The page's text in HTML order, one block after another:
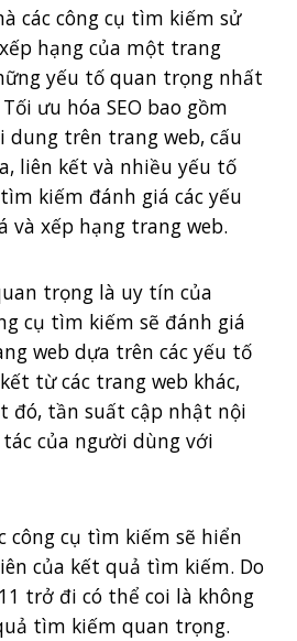
các công cụ tìm kiếm sử
hạng của một trang
yếu tố quan trọng nhất
ưu hóa SEO bao gồm
dung trên trang web, cấu
liên kết và nhiều yếu tố
kiếm đánh giá các yếu
và xếp hạng trang web.
trọng là uy tín của
cụ tìm kiếm sẽ đánh giá
web dựa trên các yếu tố
từ các trang web khác,
đó, tần suất cập nhật nội
của người dùng với
công cụ tìm kiếm sẽ hiển
của kết quả tìm kiếm. Do
trở đi có thể coi là không
tìm kiếm quan trọng.